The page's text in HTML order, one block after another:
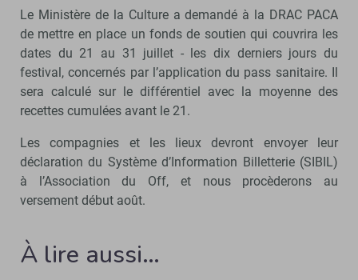
Le Ministère de la Culture a demandé à la DRAC PACA
de mettre en place un fonds de soutien qui couvrira les
dates du 21 au 31 juillet - les dix derniers jours du
festival, concernés par l’application du pass sanitaire. Il
sera calculé sur le différentiel avec la moyenne des
recettes cumulées avant le 21.
Les compagnies et les lieux devront envoyer leur
déclaration du Système d’Information Billetterie (SIBIL)
à l’Association du Off, et nous procèderons au
versement début août.
À lire aussi…